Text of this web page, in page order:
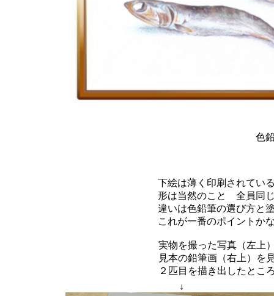
色鉛筆画参
下絵は薄く印刷されてい
形は当然のこと 全員同
違いは色鉛筆の選び方と
これが一番のポイントか
実物を撮った写真（左上
見本の鉛筆画（右上）を見な
２匹目を描き出したとこ
↓